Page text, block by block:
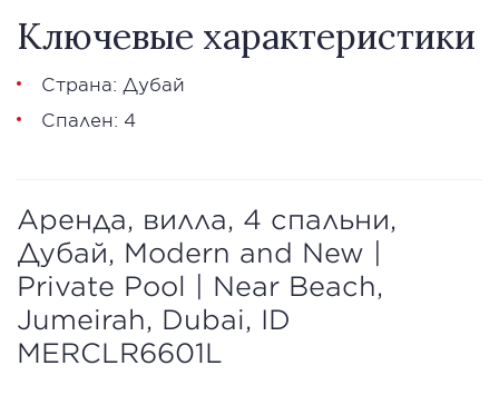
Ключевые характеристики
Страна: Дубай
Спален: 4
Аренда, вилла, 4 спальни,
Дубай, Modern and New |
Private Pool | Near Beach,
Jumeirah, Dubai, ID
MERCLR6601L